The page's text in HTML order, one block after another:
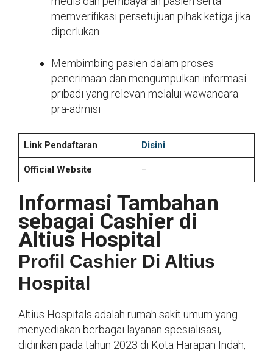
memverifikasi persetujuan pihak ketiga jika
diperlukan
Membimbing pasien dalam proses
penerimaan dan mengumpulkan informasi
pribadi yang relevan melalui wawancara
pra-admisi
Link Pendaftaran Disini
Official Website –
Informasi Tambahan
sebagai Cashier di
Altius Hospital
Profil Cashier Di Altius
Hospital
Altius Hospitals adalah rumah sakit umum yang
menyediakan berbagai layanan spesialisasi,
didirikan pada tahun 2023 di Kota Harapan Indah,